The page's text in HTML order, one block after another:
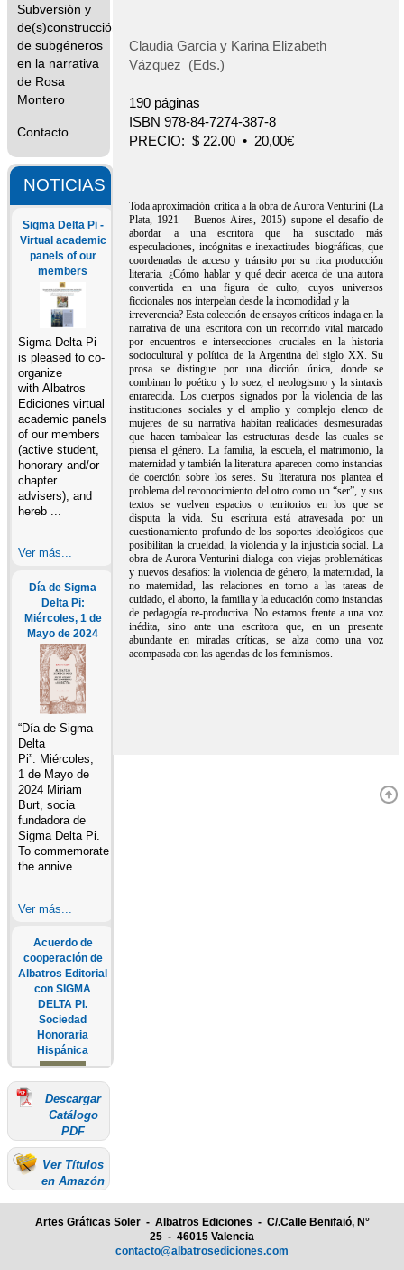
Subversión y
de(s)construcción
de subgéneros
en la narrativa
de Rosa
Montero
Contacto
NOTICIAS
Sigma Delta Pi -
Virtual academic
panels of our
members
Sigma Delta Pi
is pleased to co-
organize
with Albatros
Ediciones virtual
academic panels
of our members
(active student,
honorary and/or
chapter
advisers), and
hereb ...
Ver más...
Día de Sigma
Delta Pi:
Miércoles, 1 de
Mayo de 2024
“Día de Sigma
Delta
Pi”: Miércoles,
1 de Mayo de
2024 Miriam
Burt, socia
fundadora de
Sigma Delta Pi.
To commemorate
the annive ...
Ver más...
Acuerdo de
cooperación de
Albatros Editorial
con SIGMA
DELTA PI.
Sociedad
Honoraria
Hispánica
SEGUNDA
CONVOCATORIA
ANUAL A LOS
PREMIOS
ALBATROS En
junio de 2022,
Editorial ha
Descargar
Catálogo
PDF
Ver Títulos
en Amazón
Claudia Garcia y Karina Elizabeth
Vázquez (Eds.)
190 páginas
ISBN 978-84-7274-387-8
PRECIO: $ 22.00 • 20,00€
Toda aproximación crítica a la obra de Aurora Venturini (La
Plata, 1921 – Buenos Aires, 2015) supone el desafío de
abordar a una escritora que ha suscitado más
especulaciones, incógnitas e inexactitudes biográficas, que
coordenadas de acceso y tránsito por su rica producción
literaria. ¿Cómo hablar y qué decir acerca de una autora
convertida en una figura de culto, cuyos universos
ficcionales nos interpelan desde la incomodidad y la
irreverencia? Esta colección de ensayos críticos indaga en la
narrativa de una escritora con un recorrido vital marcado
por encuentros e intersecciones cruciales en la historia
sociocultural y política de la Argentina del siglo XX. Su
prosa se distingue por una dicción única, donde se
combinan lo poético y lo soez, el neologismo y la sintaxis
enrarecida. Los cuerpos signados por la violencia de las
instituciones sociales y el amplio y complejo elenco de
mujeres de su narrativa habitan realidades desmesuradas
que hacen tambalear las estructuras desde las cuales se
piensa el género. La familia, la escuela, el matrimonio, la
maternidad y también la literatura aparecen como instancias
de coerción sobre los seres. Su literatura nos plantea el
problema del reconocimiento del otro como un “ser”, y sus
textos se vuelven espacios o territorios en los que se
disputa la vida. Su escritura está atravesada por un
cuestionamiento profundo de los soportes ideológicos que
posibilitan la crueldad, la violencia y la injusticia social. La
obra de Aurora Venturini dialoga con viejas problemáticas
y nuevos desafíos: la violencia de género, la maternidad, la
no maternidad, las relaciones en torno a las tareas de
cuidado, el aborto, la familia y la educación como instancias
de pedagogía re-productiva. No estamos frente a una voz
inédita, sino ante una escritora que, en un presente
abundante en miradas críticas, se alza como una voz
acompasada con las agendas de los feminismos.
Artes Gráficas Soler - Albatros Ediciones - C/.Calle Benifaió, N°
25 - 46015 Valencia
contacto@albatrosediciones.com